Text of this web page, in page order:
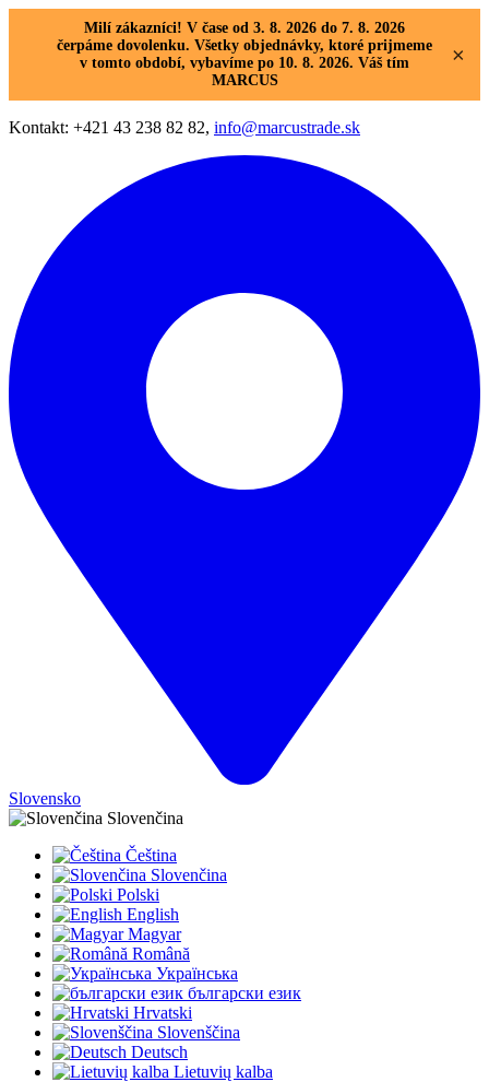
Milí zákazníci! V čase od 3. 8. 2026 do 7. 8. 2026
čerpáme dovolenku. Všetky objednávky, ktoré prijmeme
v tomto období, vybavíme po 10. 8. 2026. Váš tím
MARCUS
×
Kontakt: +421 43 238 82 82, info@marcustrade.sk
Slovensko
Slovenčina
Čeština
Slovenčina
Polski
English
Magyar
Română
Українська
български език
Hrvatski
Slovenščina
Deutsch
Lietuvių kalba